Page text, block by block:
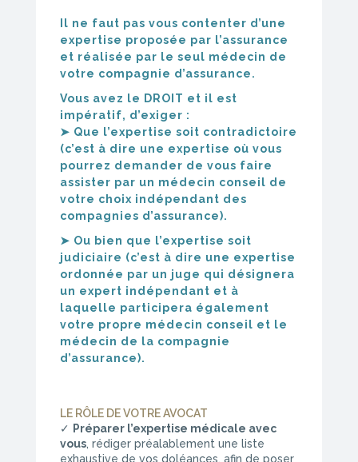
Il ne faut pas vous contenter d’une
expertise proposée par l’assurance
et réalisée par le seul médecin de
votre compagnie d’assurance.
Vous avez le DROIT et il est
impératif, d’exiger :
➤ Que l’expertise soit contradictoire
(c’est à dire une expertise où vous
pourrez demander de vous faire
assister par un médecin conseil de
votre choix indépendant des
compagnies d’assurance).
➤ Ou bien que l’expertise soit
judiciaire (c’est à dire une expertise
ordonnée par un juge qui désignera
un expert indépendant et à
laquelle participera également
votre propre médecin conseil et le
médecin de la compagnie
d’assurance).
LE RÔLE DE VOTRE AVOCAT
✓
Préparer l’expertise médicale avec
vous, rédiger préalablement une liste
exhaustive de vos doléances, afin de poser